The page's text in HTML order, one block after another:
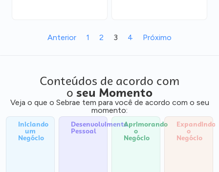
Anterior 1 2 3 4 Próximo
Conteúdos de acordo com
o seu Momento
Veja o que o Sebrae tem para você de acordo com o seu
momento:
Iniciando
um
Negócio
Desenvolvimento
Pessoal
Aprimorando
o
Negócio
Expandindo
o
Negócio